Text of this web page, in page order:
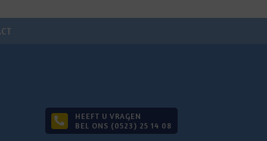
HEEFT U VRAGEN
BEL ONS (0523) 25 14 08